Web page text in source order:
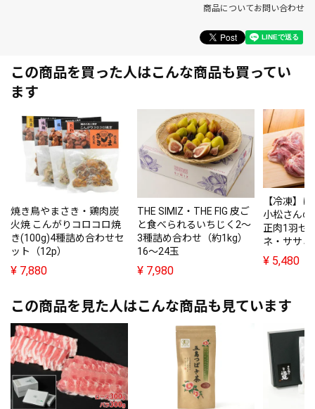
商品についてお問い合わせ
この商品を買った人はこんな商品も買ってい
ます
焼き鳥やまさき・鶏肉炭
火焼 こんがりコロコロ焼
き(100g)4種詰め合わせセ
ット（12p）
¥ 7,880
THE SIMIZ・THE FIG 皮ご
と食べられるいちじく2～
3種詰め合わせ（約1kg）
16～24玉
¥ 7,980
【冷凍】
小松さん
正肉1羽セ
ネ・ササ
¥ 5,480
この商品を見た人はこんな商品も見ています